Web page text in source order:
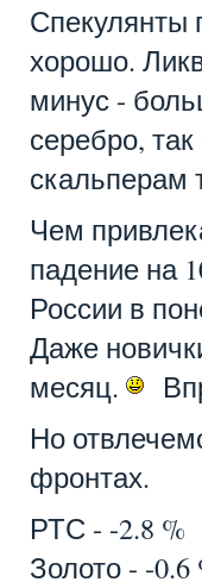
Спекулянты
хорошо.
минус -
серебро,
скальперам
Чем
падение на
России в
Даже
месяц.
Но
фронтах.
РТС - -2.8 %
Золото - -0.6